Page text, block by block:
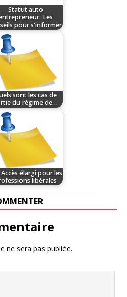
Statut auto
Les
pour s'informer
sont les cas de
du régime de…
Accès élargi pour les
libérales
ne sera pas publiée.